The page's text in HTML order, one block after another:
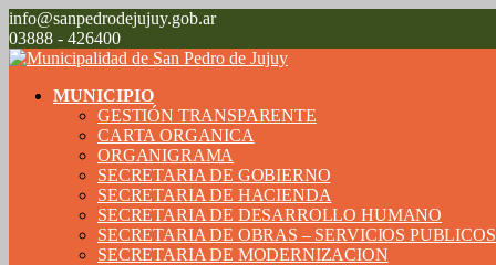
info@sanpedrodejujuy.gob.ar
03888 - 426400
MUNICIPIO
GESTIÓN TRANSPARENTE
CARTA ORGANICA
ORGANIGRAMA
SECRETARIA DE GOBIERNO
SECRETARIA DE HACIENDA
SECRETARIA DE DESARROLLO HUMANO
SECRETARIA DE OBRAS – SERVICIOS
SECRETARIA DE MODERNIZACION